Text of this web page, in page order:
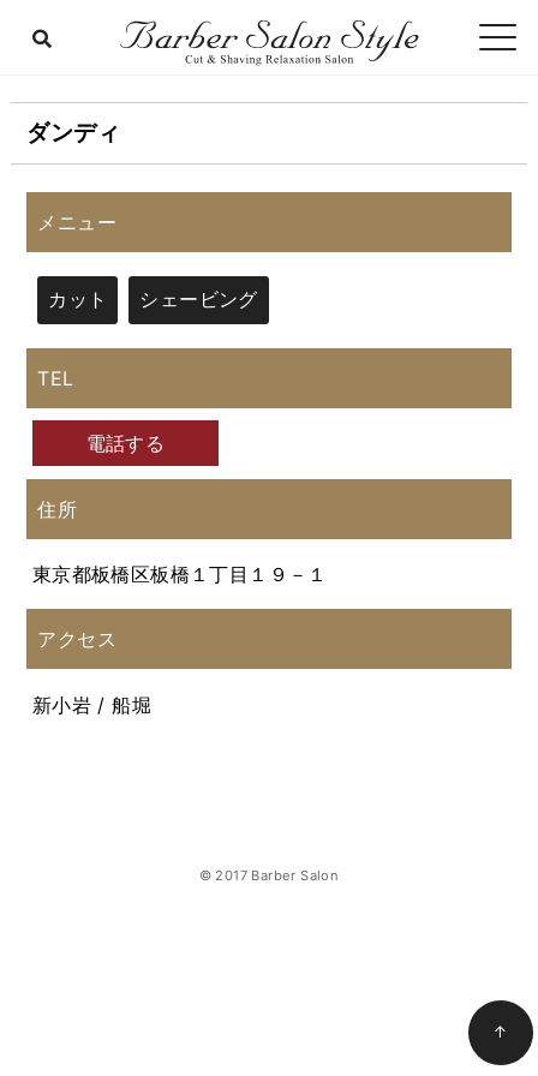
ダンディ
メニュー
カット シェービング
TEL
電話する
住所
東京都板橋区板橋１丁目１９－１
アクセス
新小岩 / 船堀
© 2017 Barber Salon
↑